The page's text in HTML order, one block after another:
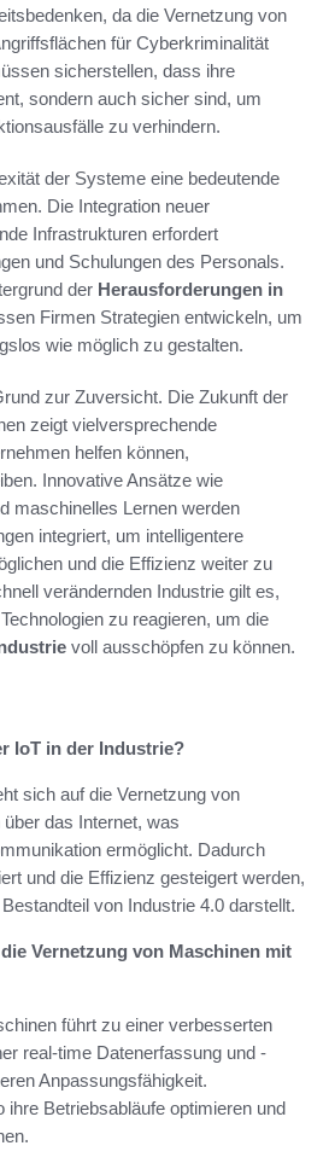
da die Vernetzung von
für Cyberkriminalität
sicherstellen, dass ihre
sondern auch sicher sind, um
zu verhindern.
der Systeme eine bedeutende
Die Integration neuer
Infrastrukturen erfordert
und Schulungen des Personals.
der Herausforderungen in
Firmen Strategien entwickeln, um
wie möglich zu gestalten.
zur Zuversicht. Die Zukunft der
zeigt vielversprechende
helfen können,
Innovative Ansätze wie
maschinelles Lernen werden
integriert, um intelligentere
und die Effizienz weiter zu
verändernden Industrie gilt es,
zu reagieren, um die
voll ausschöpfen zu können.
IoT in der Industrie?
sich auf die Vernetzung von
das Internet, was
ermöglicht. Dadurch
und die Effizienz gesteigert werden,
von Industrie 4.0 darstellt.
Vernetzung von Maschinen mit
führt zu einer verbesserten
real-time Datenerfassung und -
Anpassungsfähigkeit.
ihre Betriebsabläufe optimieren und